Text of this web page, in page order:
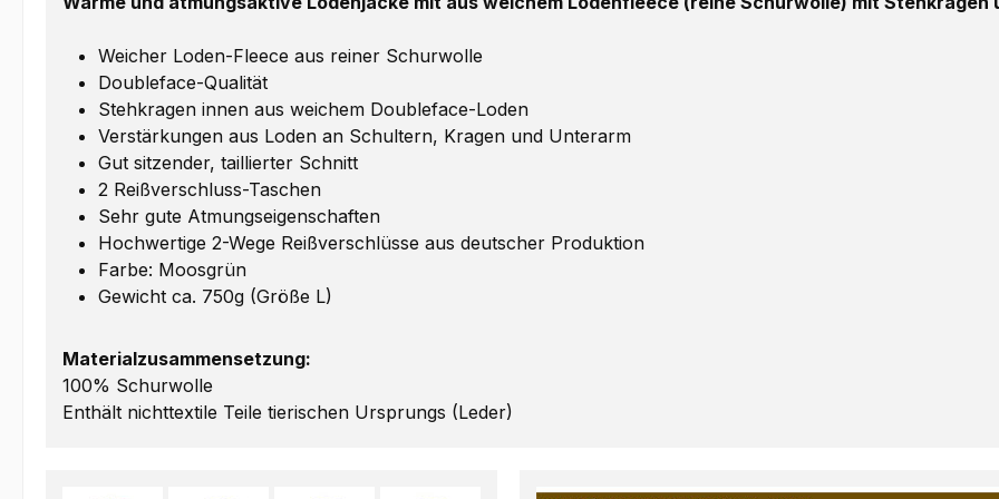
Weicher Loden-Fleece aus reiner Schurwolle
Doubleface-Qualität
Stehkragen innen aus weichem Doubleface-Loden
Verstärkungen aus Loden an Schultern, Kragen und Unterarm
Gut sitzender, taillierter Schnitt
2 Reißverschluss-Taschen
Sehr gute Atmungseigenschaften
Hochwertige 2-Wege Reißverschlüsse aus deutscher Produktion
Farbe: Moosgrün
Gewicht ca. 750g (Größe L)
Materialzusammensetzung:
100% Schurwolle
Enthält nichttextile Teile tierischen Ursprungs (Leder)